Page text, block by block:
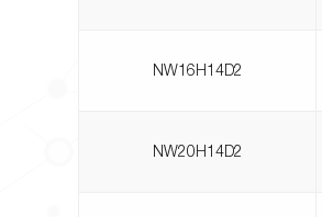
NW16H14D2
NW20H14D2